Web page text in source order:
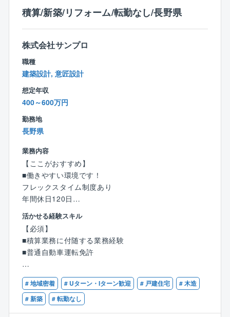
同社のの新卒中途比率は新卒4割、中途6割と中途入社
の従業員の割合が多いため、中途入社者にも入社後の
オンボーディングに力を入れており、誰もが成長でき
＜キャリアに選択肢を＞
注文住宅事業、中古リノベーション事業、分譲住宅事
業、不動産売買仲介事業、特殊建築事業など、多岐に
ャリアチェンジが可能のためご自身に合った業務を探
すことができ、長く働ける環境が整っております。
積算/新築/リフォーム/転勤なし/長野県
株式会社サンプロ
職種
建築設計, 意匠設計
想定年収
400～600万円
勤務地
長野県
業務内容
【ここがおすすめ】
■働きやすい環境です！
フレックスタイム制度あり
年間休日120日
平均残業時間22.3時間
平均有給取得日数9.96日
■業務効率◎
分業制とANDPADの活用で効率よく働けます
【業務内容】
30～40坪ほどの新築・リフォーム工事における、積算
業務全般に携わっていただきます。
活かせる経験スキル
【必須】
■積算業務に付随する業務経験
■普通自動車運転免許
【歓迎】
■一級建築士
■二級建築士
■一級建築施工管理技士
# 地域密着 # Uターン・Iターン歓迎 # 戸建住宅
# 木造
# 新築
# 転勤なし